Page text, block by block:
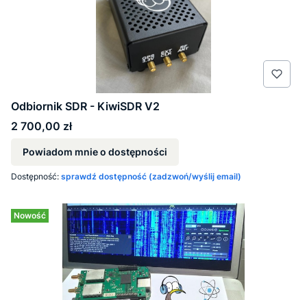
Odbiornik SDR - KiwiSDR V2
Cena
2 700,00 zł
Powiadom mnie o dostępności
Dostępność: sprawdź dostępność (zadzwoń/wyślij email)
Nowość